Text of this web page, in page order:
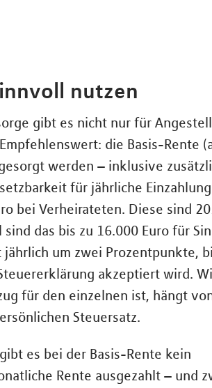
nutzen
gibt es nicht nur für
die Basis-Rente
werden – inklusive
für jährliche
bei Verheirateten. Diese sind
das bis zu 16.000 Euro für
um zwei Prozentpunkte,
akzeptiert wird.
für den einzelnen ist, hängt
Steuersatz.
es bei der Basis-Rente kein
Rente ausgezahlt – und